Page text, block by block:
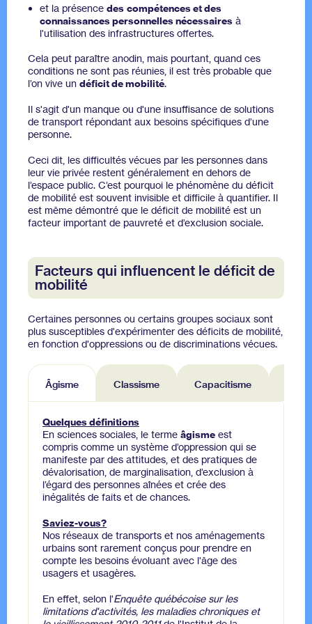
et la présence des compétences et des
connaissances personnelles nécessairesà
l'utilisation des infrastructures offertes.
Cela peut paraître anodin, mais pourtant, quand ces
conditions ne sont pas réunies, il est très probable que
l’on vive un déficit de mobilité.
Il s'agit d'un manque ou d'une insuffisance de solutions
de transport répondant aux besoins spécifiques d’une
personne.
Ceci dit, les difficultés vécues par les personnes dans
leur vie privée restent généralement en dehors de
l’espace public. C’est pourquoi le phénomène du déficit
de mobilité est souvent invisible et difficile à quantifier. Il
est même démontré que le déficit de mobilité est un
facteur important de pauvreté et d’exclusion sociale.
Facteurs qui influencent le déficit de
mobilité
Certaines personnes ou certains groupes sociaux sont
plus susceptibles d'expérimenter des déficits de mobilité,
en fonction d'oppressions ou de discriminations vécues.
Âgisme Classisme Capacitisme
Quelques définitions
En sciences sociales, le terme âgisme est
compris comme un système d’oppression qui se
manifeste par des attitudes, et des pratiques de
dévalorisation, de marginalisation, d’exclusion à
l’égard des personnes aînées et crée des
inégalités de faits et de chances.
Saviez-vous?
Nos réseaux de transports et nos aménagements
urbains sont rarement conçus pour prendre en
compte les besoins évoluant avec l'âge des
usagers et usagères.
En effet, selon l'Enquête québécoise sur les
limitations d'activités, les maladies chroniques et